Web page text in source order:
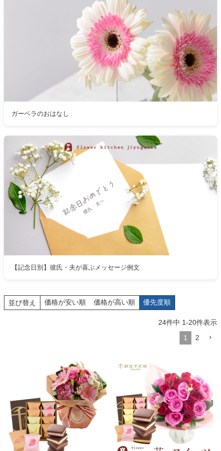
ガーベラのおはなし
【記念日別】彼氏・夫が喜ぶメッセージ例文
並び替え 価格が安い順 価格が高い順 優先度順
24件中 1-20件表示
1
2